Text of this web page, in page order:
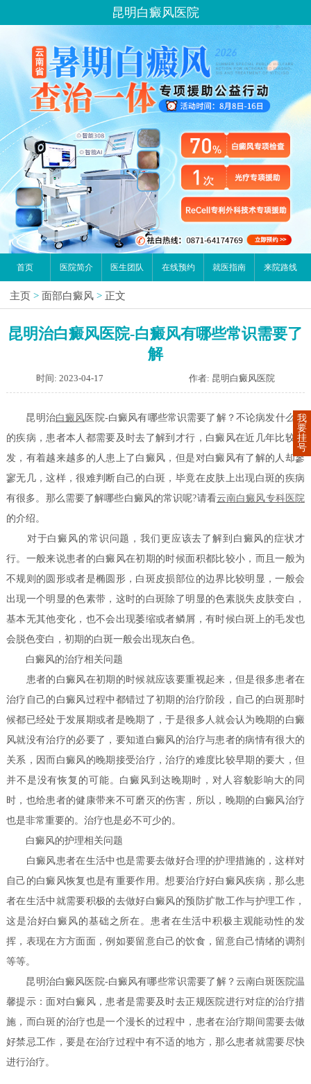
昆明白癜风医院
首页 医院简介 医生团队 在线预约 就医指南 来院路线
主页 > 面部白癜风 > 正文
昆明治白癜风医院-白癜风有哪些常识需要了
解
时间: 2023-04-17 作者: 昆明白癜风医院
昆明治白癜风 医院-白癜风有哪些常识需要了解？不论病发什么样
的疾病，患者本人都需要及时去了解到才行，白癜风在近几年比较高
发，有着越来越多的人患上了白癜风，但是对白癜风有了解的人却寥
寥无几，这样，很难判断自己的白斑，毕竟在皮肤上出现白斑的疾病
有很多。那么需要了解哪些白癜风的常识呢?请看云南白癜风专科医院
的介绍。
对于白癜风的常识问题，我们更应该去了解到白癜风的症状才
行。一般来说患者的白癜风在初期的时候面积都比较小，而且一般为
不规则的圆形或者是椭圆形，白斑皮损部位的边界比较明显，一般会
出现一个明显的色素带，这时的白斑除了明显的色素脱失皮肤变白，
基本无其他变化，也不会出现萎缩或者鳞屑，有时候白斑上的毛发也
会脱色变白，初期的白斑一般会出现灰白色。
白癜风的治疗相关问题
患者的白癜风在初期的时候就应该要重视起来，但是很多患者在
治疗自己的白癜风过程中都错过了初期的治疗阶段，自己的白斑那时
候都已经处于发展期或者是晚期了，于是很多人就会认为晚期的白癜
风就没有治疗的必要了，要知道白癜风的治疗与患者的病情有很大的
关系，因而白癜风的晚期接受治疗，治疗的难度比较早期的要大，但
并不是没有恢复的可能。白癜风到达晚期时，对人容貌影响大的同
时，也给患者的健康带来不可磨灭的伤害，所以，晚期的白癜风治疗
也是非常重要的。治疗也是必不可少的。
白癜风的护理相关问题
白癜风患者在生活中也是需要去做好合理的护理措施的，这样对
自己的白癜风恢复也是有重要作用。想要治疗好白癜风疾病，那么患
者在生活中就需要积极的去做好白癜风的预防扩散工作与护理工作，
这是治好白癜风的基础之所在。患者在生活中积极主观能动性的发
挥，表现在方方面面，例如要留意自己的饮食，留意自己情绪的调剂
等等。
昆明治白癜风医院-白癜风有哪些常识需要了解？云南白斑医院温
馨提示：面对白癜风，患者是需要及时去正规医院进行对症的治疗措
施，而白斑的治疗也是一个漫长的过程中，患者在治疗期间需要去做
好禁忌工作，要是在治疗过程中有不适的地方，那么患者就需要尽快
进行治疗。
我
要
挂
号